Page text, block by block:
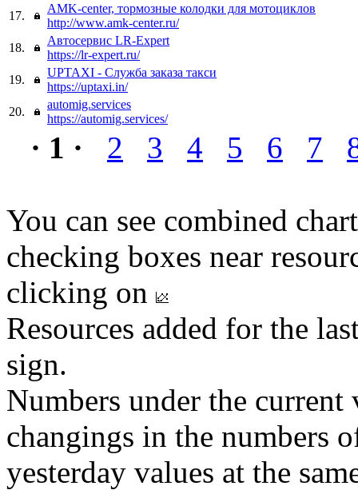
17.
AMK-center, тормозные колодки для мотоциклов
http://www.amk-center.ru/
18.
Автосервис LR-Expert
https://lr-expert.ru/
19.
UPTAXI - Служба заказа такси
https://uptaxi.in/
20.
automig.services
https://automig.services/
· 1 · 2 3 4 5 6 7
You can see combined
checking boxes near
clicking on
Resources added for the
sign.
Numbers under the
changings in the numbers
yesterday values at the